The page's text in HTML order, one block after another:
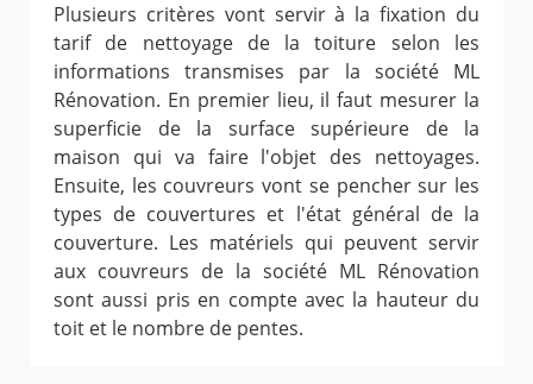
Plusieurs critères vont servir à la fixation du
tarif de nettoyage de la toiture selon les
informations transmises par la société ML
Rénovation. En premier lieu, il faut mesurer la
superficie de la surface supérieure de la
maison qui va faire l'objet des nettoyages.
Ensuite, les couvreurs vont se pencher sur les
types de couvertures et l'état général de la
couverture. Les matériels qui peuvent servir
aux couvreurs de la société ML Rénovation
sont aussi pris en compte avec la hauteur du
toit et le nombre de pentes.